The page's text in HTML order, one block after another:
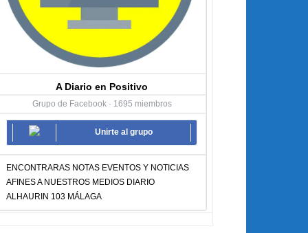
A Diario en Positivo
Grupo de Facebook · 1695 miembros
Unirte al grupo
ENCONTRARAS NOTAS EVENTOS Y NOTICIAS
AFINES A NUESTROS MEDIOS DIARIO
ALHAURIN 103 MÁLAGA